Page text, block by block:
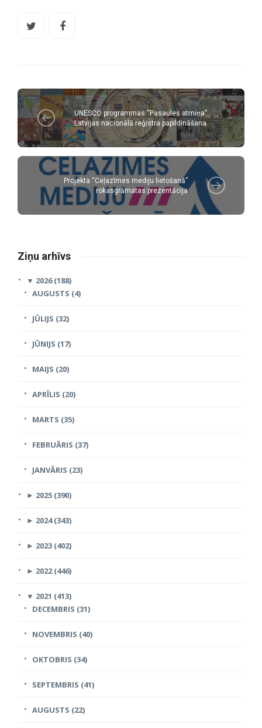
UNESCO programmas “Pasaules atmiņa”
Latvijas nacionālā reģistra papildināšana
Projekta “Ceļazīmes mediju lietošanā”
rokasgrāmatas prezentācija
Ziņu arhīvs
▼ 2026 (188)
AUGUSTS (4)
JŪLIJS (32)
JŪNIJS (17)
MAIJS (20)
APRĪLIS (20)
MARTS (35)
FEBRUĀRIS (37)
JANVĀRIS (23)
► 2025 (390)
► 2024 (343)
► 2023 (402)
► 2022 (446)
▼ 2021 (413)
DECEMBRIS (31)
NOVEMBRIS (40)
OKTOBRIS (34)
SEPTEMBRIS (41)
AUGUSTS (22)